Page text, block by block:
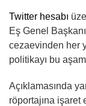
Twitter hesabı
Eş Genel
cezaevinden her
politikayı bu
Açıklamasında
röportajına işaret